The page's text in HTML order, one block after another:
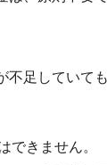
不足していて
できません。